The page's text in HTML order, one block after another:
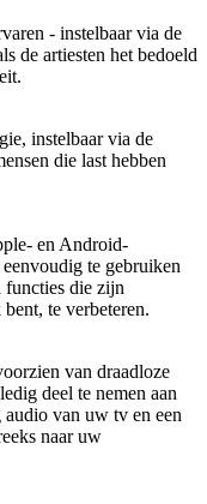
- instelbaar via de
de artiesten het bedoeld
instelbaar via de
die last hebben
en Android-
te gebruiken
die zijn
te verbeteren.
van draadloze
deel te nemen aan
van uw tv en een
naar uw